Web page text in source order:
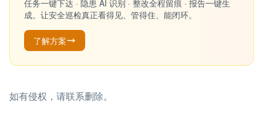
任务一键下达 · 隐患 AI 识别 · 整改全程留痕 · 报告一键生
成。让安全巡检真正看得见、管得住、能闭环。
了解方案
如有侵权，请联系删除。